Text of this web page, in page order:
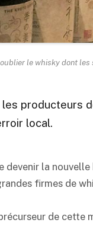
le whisky dont
producteurs
local.
devenir la
firmes de
de cette